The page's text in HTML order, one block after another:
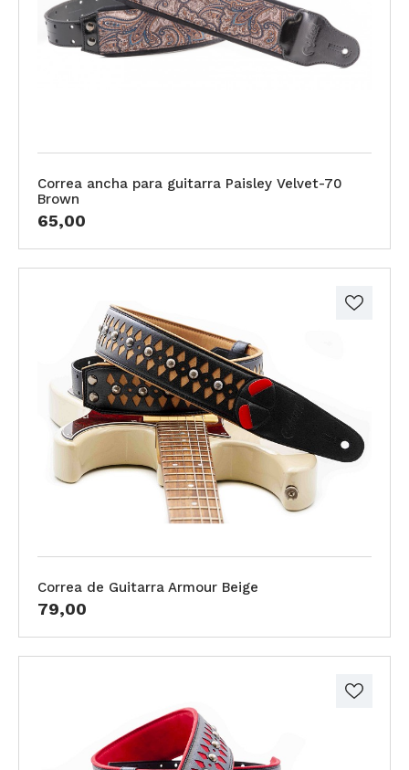
Correa ancha para guitarra Paisley Velvet-70
Brown
65,00
Correa de Guitarra Armour Beige
79,00